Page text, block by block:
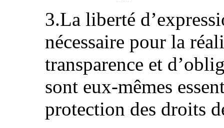
3.La liberté
nécessaire pour la
transparence et
sont eux-mêmes
protection des droits